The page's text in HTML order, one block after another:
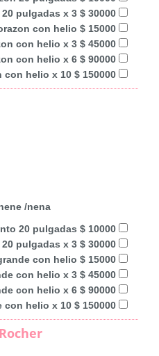
pulgadas x 3 $ 30000
con helio $ 15000
con helio x 3 $ 45000
con helio x 6 $ 90000
helio x 10 $ 150000
/nena
20 pulgadas $ 10000
pulgadas x 3 $ 30000
con helio $ 15000
con helio x 3 $ 45000
con helio x 6 $ 90000
helio x 10 $ 150000